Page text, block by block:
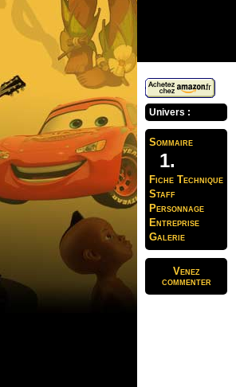
Univers :
Sommaire
Fiche Technique
Staff
Personnage
Entreprise
Galerie
Venez
commenter